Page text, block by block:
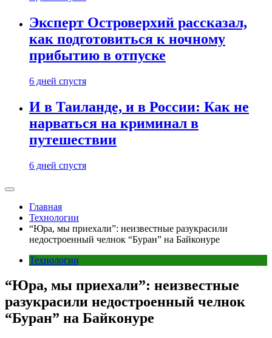
Эксперт Островерхий рассказал,
как подготовиться к ночному
прибытию в отпуске
6 дней спустя
И в Таиланде, и в России: Как не
нарваться на криминал в
путешествии
6 дней спустя
Главная
Технологии
“Юра, мы приехали”: неизвестные разукрасили
недостроенный челнок “Буран” на Байконуре
Технологии
“Юра, мы приехали”: неизвестные
разукрасили недостроенный челнок
“Буран” на Байконуре